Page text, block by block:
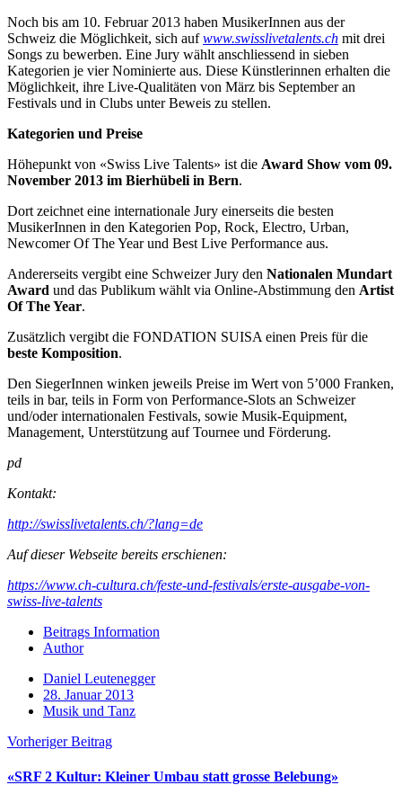
Noch bis am 10. Februar 2013 haben MusikerInnen aus der
Schweiz die Möglichkeit, sich aufwww.swisslivetalents.ch mit drei
Songs zu bewerben. Eine Jury wählt anschliessend in sieben
Kategorien je vier Nominierte aus. Diese Künstlerinnen erhalten die
Möglichkeit, ihre Live-Qualitäten von März bis September an
Festivals und in Clubs unter Beweis zu stellen.
Kategorien und Preise
Höhepunkt von «Swiss Live Talents» ist die Award Show vom 09.
November 2013 im Bierhübeli in Bern.
Dort zeichnet eine internationale Jury einerseits die besten
MusikerInnen in den Kategorien Pop, Rock, Electro, Urban,
Newcomer Of The Year und Best Live Performance aus.
Andererseits vergibt eine Schweizer Jury den Nationalen Mundart
Award und das Publikum wählt via Online-Abstimmung den Artist
Of The Year.
Zusätzlich vergibt die FONDATION SUISA einen Preis für die
beste Komposition.
Den SiegerInnen winken jeweils Preise im Wert von 5’000 Franken,
teils in bar, teils in Form von Performance-Slots an Schweizer
und/oder internationalen Festivals, sowie Musik-Equipment,
Management, Unterstützung auf Tournee und Förderung.
pd
Kontakt:
http://swisslivetalents.ch/?lang=de
Auf dieser Webseite bereits erschienen:
https://www.ch-cultura.ch/feste-und-festivals/erste-ausgabe-von-
swiss-live-talents
Beitrags Information
Author
Daniel Leutenegger
28. Januar 2013
Musik und Tanz
Vorheriger Beitrag
«SRF 2 Kultur: Kleiner Umbau statt grosse Belebung»